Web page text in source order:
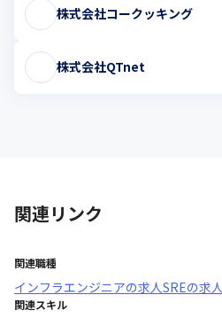
株式会社コークッキング
株式会社QTnet
関連リンク
関連職種
インフラエンジニアの求人SREの求人
関連スキル